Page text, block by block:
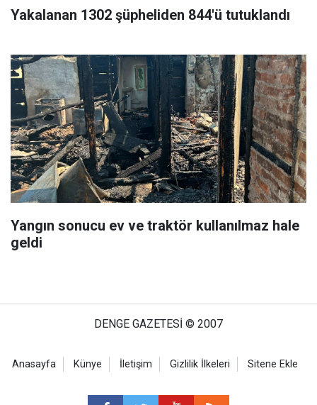
Yakalanan 1302 şüpheliden 844'ü tutuklandı
Yangın sonucu ev ve traktör kullanılmaz hale
geldi
DENGE GAZETESİ © 2007
Anasayfa Künye İletişim Gizlilik İlkeleri Sitene Ekle